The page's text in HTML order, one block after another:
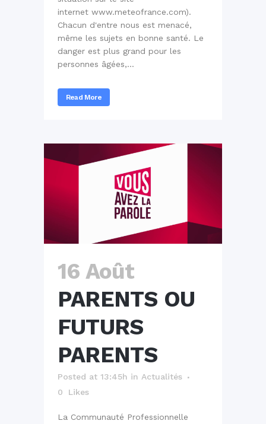
internet www.meteofrance.com).
Chacun d'entre nous est menacé,
même les sujets en bonne santé. Le
danger est plus grand pour les
personnes âgées,...
Read More
16 Août
PARENTS OU
FUTURS
PARENTS
Posted at 13:45h in Actualités
0
Likes
La Communauté Professionnelle